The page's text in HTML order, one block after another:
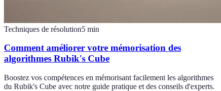
Techniques de résolution5 min
Comment améliorer votre mémorisation des
algorithmes Rubik's Cube
Boostez vos compétences en mémorisant facilement les algorithmes
du Rubik's Cube avec notre guide pratique et des conseils d'experts.